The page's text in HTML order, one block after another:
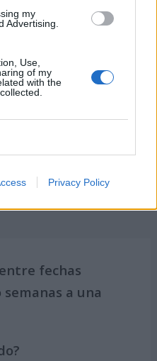
my
Advertising.
Use,
of my
with the
Privacy Policy
municipios
2026
de 2026
de
fechas
a una